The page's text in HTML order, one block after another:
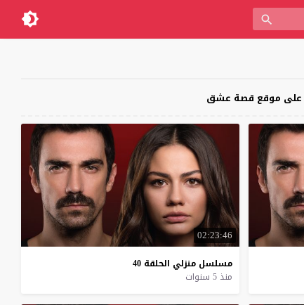
02:23:46
مسلسل منزلي الحلقة 40
منذ 5 سنوات